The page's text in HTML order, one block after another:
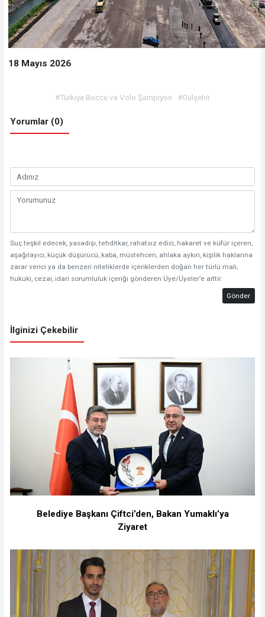
18 Mayıs 2026
#Türkiye Bocce ve Volo Şampiyon #Gülşehir
Yorumlar (0)
Suç teşkil edecek, yasadışı, tehditkar, rahatsız edici, hakaret ve küfür içeren,
aşağılayıcı, küçük düşürücü, kaba, müstehcen, ahlaka aykırı, kişilik haklarına
zarar verici ya da benzeri niteliklerde içeriklerden doğan her türlü mali,
hukuki, cezai, idari sorumluluk içeriği gönderen Üye/Üyeler’e aittir.
Gönder
İlginizi Çekebilir
Belediye Başkanı Çiftci’den, Bakan Yumaklı’ya
Ziyaret